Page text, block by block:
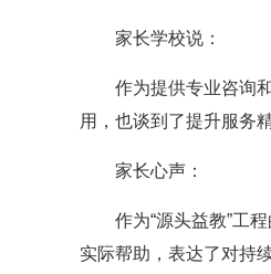
家长学校说：
作为提供专业咨询
用，也谈到了提升服务
家长心声：
作为“源头益教”工
实际帮助，表达了对持